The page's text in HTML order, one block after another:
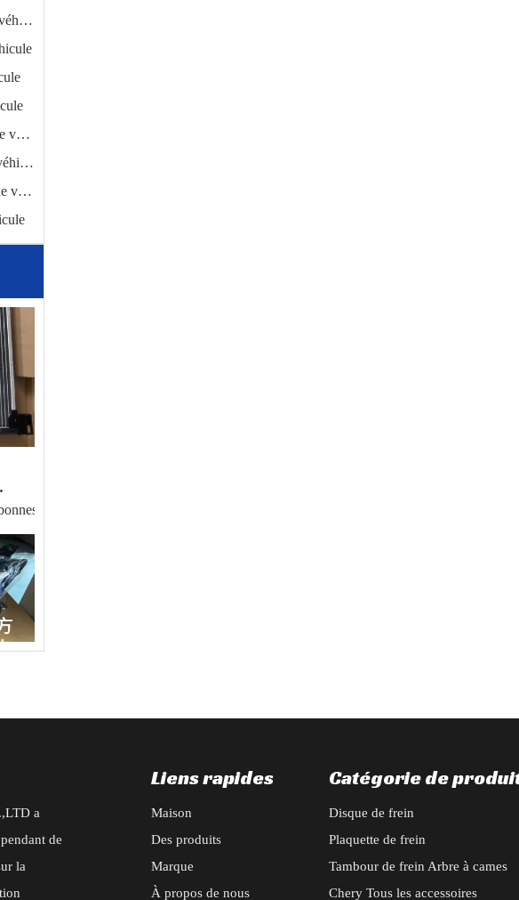
CHERY Tous les accessoires de véhicule
WULING Tous les accessoires de véhicule
GEELY Tous les accessoires de véhicule
Great Wall Tous les accessoires de véhicule
réussie de pièces automobiles BAIC vers la Pologne
une percée dans le commerce international grâce à l'exportation réussie de
nouvelles. S'appuyant sur des années d'expérience approfondie dans l'industrie
une commande importante d'accessoires extérieurs automobiles BAIC X55 : cadre de
2019
a
de
la
Liens rapides
Maison
Des produits
Marque
À propos de nous
Catégorie de
Disque de frein
Plaquette de frein
Tambour de frein Arbre à cames
Chery Tous les accessoires